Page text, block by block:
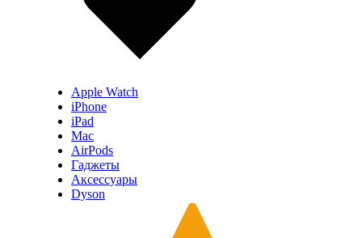
Apple Watch
iPhone
iPad
Mac
AirPods
Гаджеты
Аксессуары
Dyson